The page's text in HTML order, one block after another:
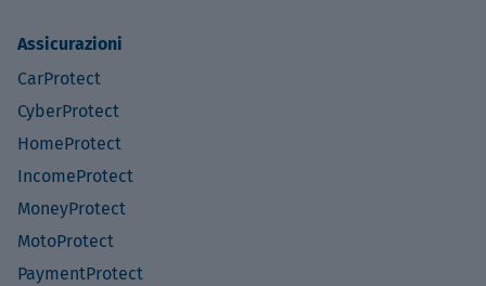
Assicurazioni
CarProtect
CyberProtect
HomeProtect
IncomeProtect
MoneyProtect
MotoProtect
PaymentProtect